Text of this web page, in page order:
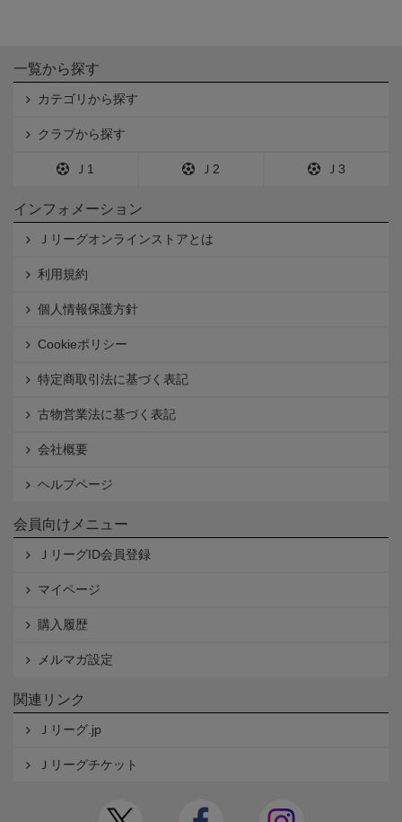
一覧から探す
カテゴリから探す
クラブから探す
Ｊ1 Ｊ2 Ｊ3
インフォメーション
Ｊリーグオンラインストアとは
利用規約
個人情報保護方針
Cookieポリシー
特定商取引法に基づく表記
古物営業法に基づく表記
会社概要
ヘルプページ
会員向けメニュー
ＪリーグID会員登録
マイページ
購入履歴
メルマガ設定
関連リンク
Ｊリーグ.jp
Ｊリーグチケット